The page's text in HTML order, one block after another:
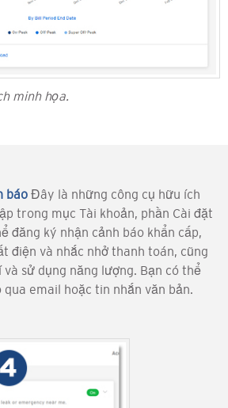
minh họa.
báo Đây là những công cụ hữu ích
trong mục Tài khoản, phần Cài đặt
đăng ký nhận cảnh báo khẩn cấp,
điện và nhắc nhở thanh toán, cũng
và sử dụng năng lượng. Bạn có thể
email hoặc tin nhắn văn bản.